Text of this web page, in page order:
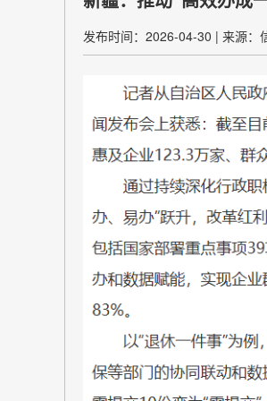
发布时间：2026-04-30 | 来源：